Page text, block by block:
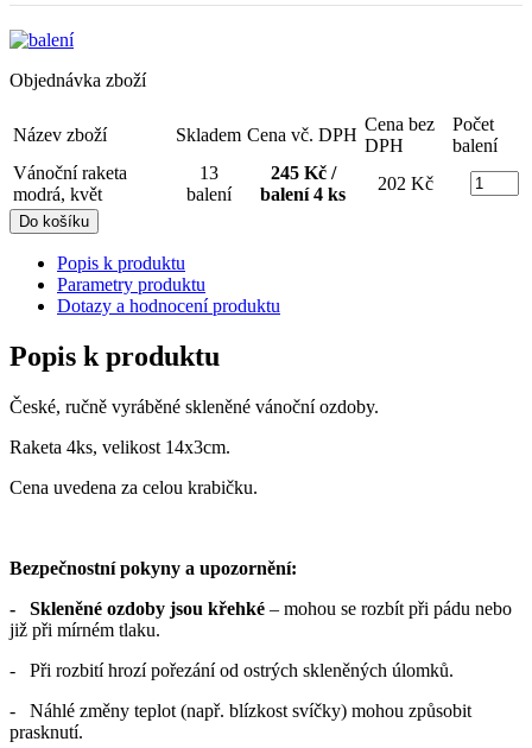
Objednávka zboží
Název zboží Skladem Cena vč. DPH
Cena bez
DPH
Počet
balení
Vánoční raketa
modrá, květ
13
balení
245 Kč /
balení 4 ks
202 Kč
Popis k produktu
Parametry produktu
Dotazy a hodnocení produktu
Popis k produktu
České, ručně vyráběné skleněné vánoční ozdoby.
Raketa 4ks, velikost 14x3cm.
Cena uvedena za celou krabičku.
Bezpečnostní pokyny a upozornění:
- Skleněné ozdoby jsou křehké – mohou se rozbít při pádu nebo
již při mírném tlaku.
- Při rozbití hrozí pořezání od ostrých skleněných úlomků.
- Náhlé změny teplot (např. blízkost svíčky) mohou způsobit
prasknutí.